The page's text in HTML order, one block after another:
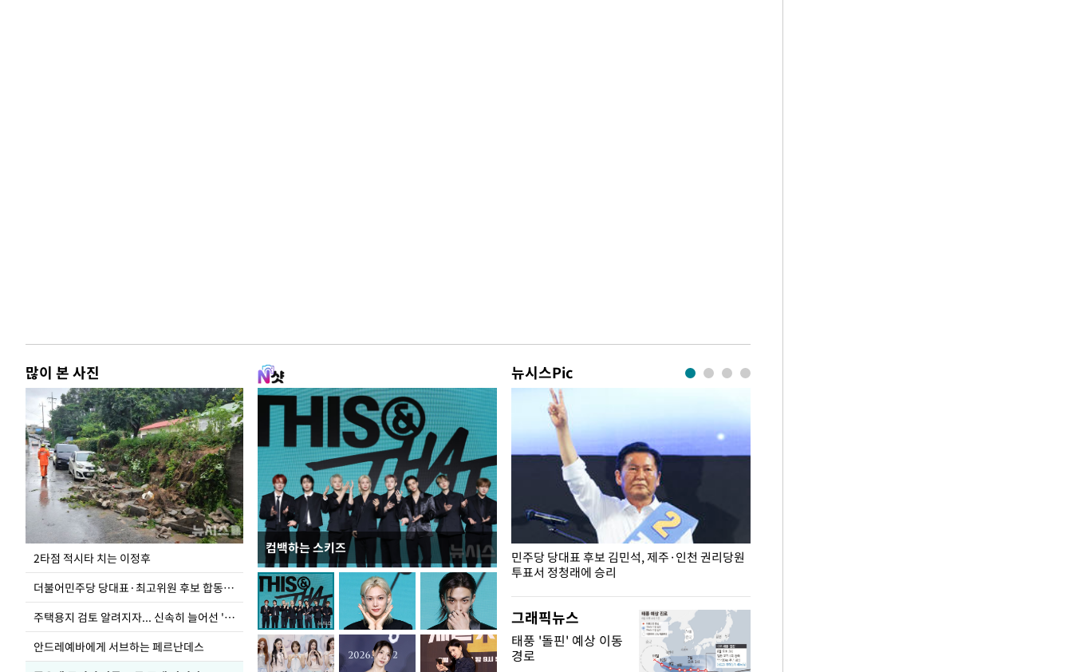
많이 본 사진
2타점 적시타 치는 이정후
더불어민주당 당대표·최고위원 후보 합동연설회
주택용지 검토 알려지자... 신속히 늘어선 '근조화환'
안드레예바에게 서브하는 페르난데스
컴백하는 스키즈
뉴시스Pic
이번주 국회에는 무슨 일이? [뉴시스국회토pic]
민주당 당대표 후보 김민석, 제주·인천 권리당원
투표서 정청래에 승리
그래픽뉴스
태풍 '돌핀' 예상 이동
경로